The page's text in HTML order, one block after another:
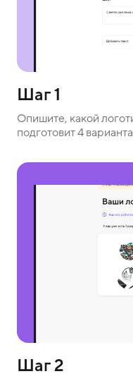
Шаг 1
Опишите, какой
подготовит 4
Шаг 2